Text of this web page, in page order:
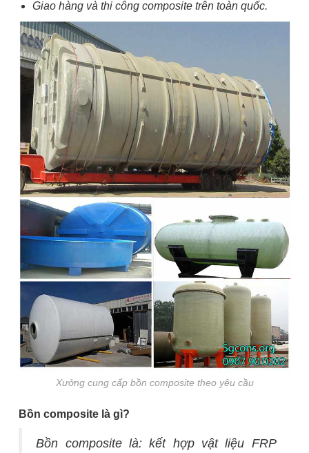
Giao hàng và thi công composite trên toàn quốc.
Xưởng cung cấp bồn composite theo yêu cầu
Bồn composite là gì?
Bồn composite là: kết hợp vật liệu FRP